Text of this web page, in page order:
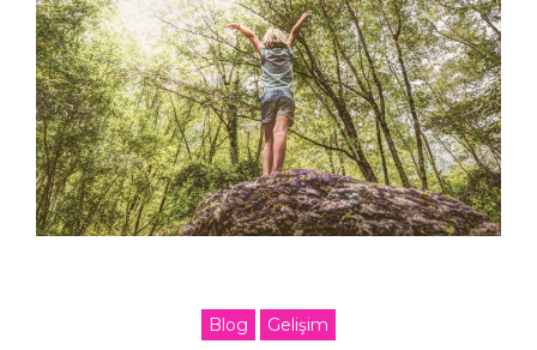
Blog Gelişim